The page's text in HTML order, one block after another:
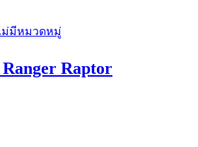
ม่มีหมวดหมู่
Raptor